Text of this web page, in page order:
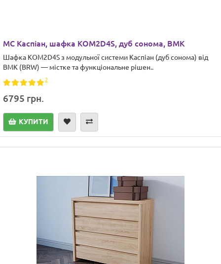
МС Каспіан, шафка KOM2D4S, дуб сонома, ВМК
Шафка KOM2D4S з модульної системи Каспіан (дуб сонома) від
ВМК (BRW) — містке та функціональне рішен..
2
6795 грн.
КУПИТИ